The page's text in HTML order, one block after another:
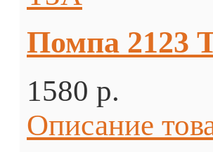
Помпа 2123
1580 p.
Описание